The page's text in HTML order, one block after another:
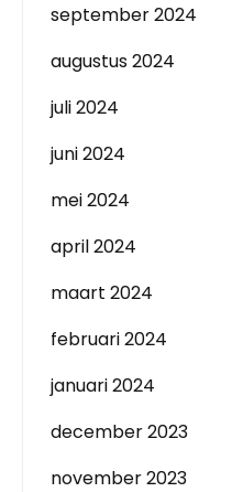
september 2024
augustus 2024
juli 2024
juni 2024
mei 2024
april 2024
maart 2024
februari 2024
januari 2024
december 2023
november 2023